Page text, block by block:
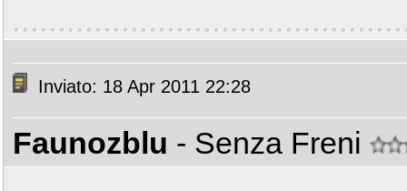
Inviato: 18 Apr 2011 22:28
Faunozblu - Senza Freni